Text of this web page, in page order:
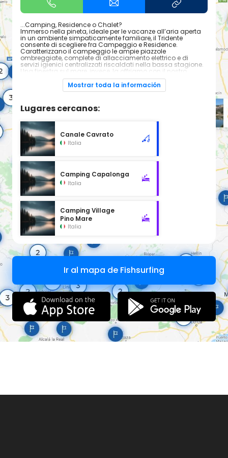
...Camping, Residence o Chalet?
Immerso nella pineta, ideale per le vacanze all’aria aperta
in un ambiente simpaticamente familiare, il Tridente
consente di scegliere fra Campeggio e Residence.
Caratterizzano il campeggio le ampie piazzole
ombreggiate, complete di allacciamento elettrico e di
servizi igienici centralizzati riscaldati nella bassa stagione.
Una finestra sul mare, invece, la offriamo con il nostro
Residence, mettendo a disposizione 48 accoglienti stanze
da 2 a 4 posti letto, con terrazzo, tv satellitare, aria
condizionata, frigo-bar e servizio spiaggia.
Mostrar toda la información
Lugares cercanos:
Canale Cavrato
Italia
Camping Capalonga
Italia
Camping Village
Pino Mare
Italia
Ir al mapa de Fishsurfing